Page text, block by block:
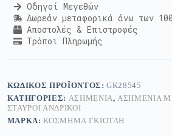
Οδηγοί Μεγεθών
Δωρεάν μεταφορικά άνω των
Αποστολές & Επιστροφές
Τρόποι Πληρωμής
ΚΩΔΙΚΌΣ ΠΡΟΪΌΝΤΟΣ:GK28545
ΚΑΤΗΓΟΡΊΕΣ: ΑΣΗΜΈΝΙΑ,ΑΣΗΜΈΝΙΑ
ΣΤΑΥΡΟΊ ΑΝΔΡΙΚΟΊ
ΜΆΡΚΑ:ΚΟΣΜΗΜΑ ΓΚΙΟΤΛΗ